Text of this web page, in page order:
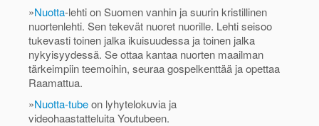
»Nuotta-lehti on Suomen vanhin ja suurin kristillinen
nuortenlehti. Sen tekevät nuoret nuorille. Lehti seisoo
tukevasti toinen jalka ikuisuudessa ja toinen jalka
nykyisyydessä. Se ottaa kantaa nuorten maailman
tärkeimpiin teemoihin, seuraa gospelkenttää ja opettaa
Raamattua.
»Nuotta-tubeon lyhytelokuvia ja
videohaastatteluita Youtubeen.